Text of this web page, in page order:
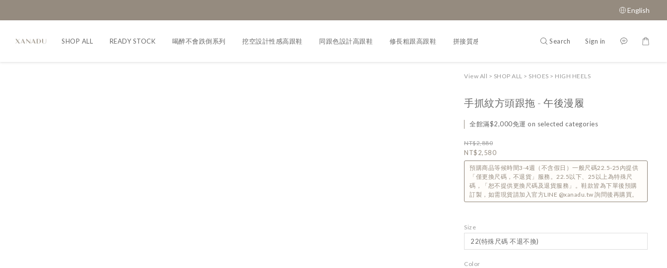
English
SHOP ALL READY STOCK 喝醉不會跌倒系列 挖空設計性感高跟鞋 同跟色設計高跟鞋 修長粗跟高跟鞋 拼接質感鞋款 經典瑪莉珍鞋Search Sign in
View All > SHOP ALL > SHOES > HIGH HEELS
手抓紋方頭跟拖 - 午後漫履
全館滿$2,000免運 on selected categories
NT$2,880
NT$2,580
預購商品等候時間3-4週（不含假日）一般尺碼22.5-25內提供
「僅更換尺碼，不退貨」服務。22.5以下、25以上為特殊尺
碼，「恕不提供更換尺碼及退貨服務」。鞋款皆為下單後預購
訂製，如需現貨請加入官方LINE @xanadu.tw 詢問後再購買。
Size
Color